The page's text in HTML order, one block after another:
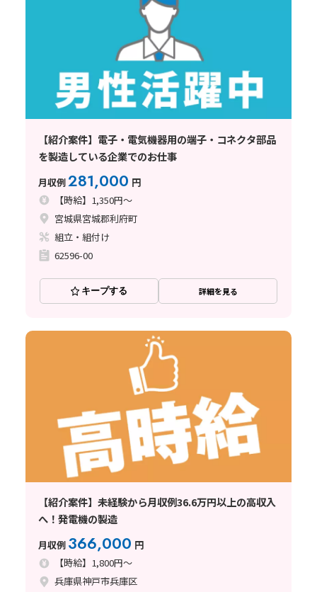
【紹介案件】電子・電気機器用の端子・コネクタ部品
を製造している企業でのお仕事
月収例281,000 円
【時給】1,350円～
宮城県宮城郡利府町
組立・組付け
62596-00
キープする 詳細を見る
【紹介案件】未経験から月収例36.6万円以上の高収入
へ！発電機の製造
月収例 366,000 円
【時給】1,800円～
兵庫県神戸市兵庫区